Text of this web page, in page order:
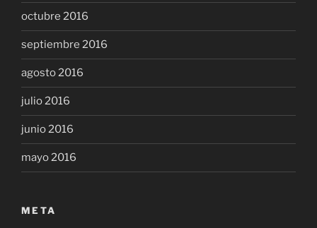
octubre 2016
septiembre 2016
agosto 2016
julio 2016
junio 2016
mayo 2016
META